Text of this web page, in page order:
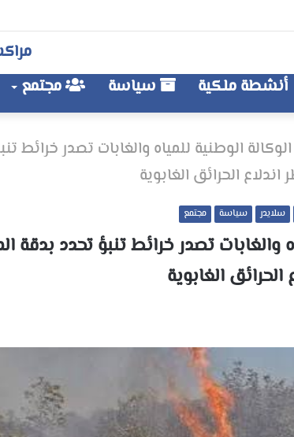
أنشطة ملكية سياسة مجتمع
الوكالة الوطنية للمياه والغابات تصدر خرائط
الحرائق الغابوية
سلايدر سياسة مجتمع
والغابات تصدر خرائط تنبؤ تحدد
الغابوية